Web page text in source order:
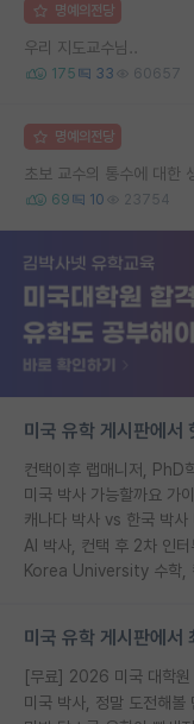
명예의전당
우리 지도교수님..
175 33 60657
명예의전당
초보 교수의 통수에 대한
69 10 23754
미국 유학 게시판에서
미국 박사 가능할까요 가
캐나다 박사 vs 한국 박사
AI 박사, 컨택 후 2차 인
미국 유학 게시판에서
미국 박사, 정말 도전해볼